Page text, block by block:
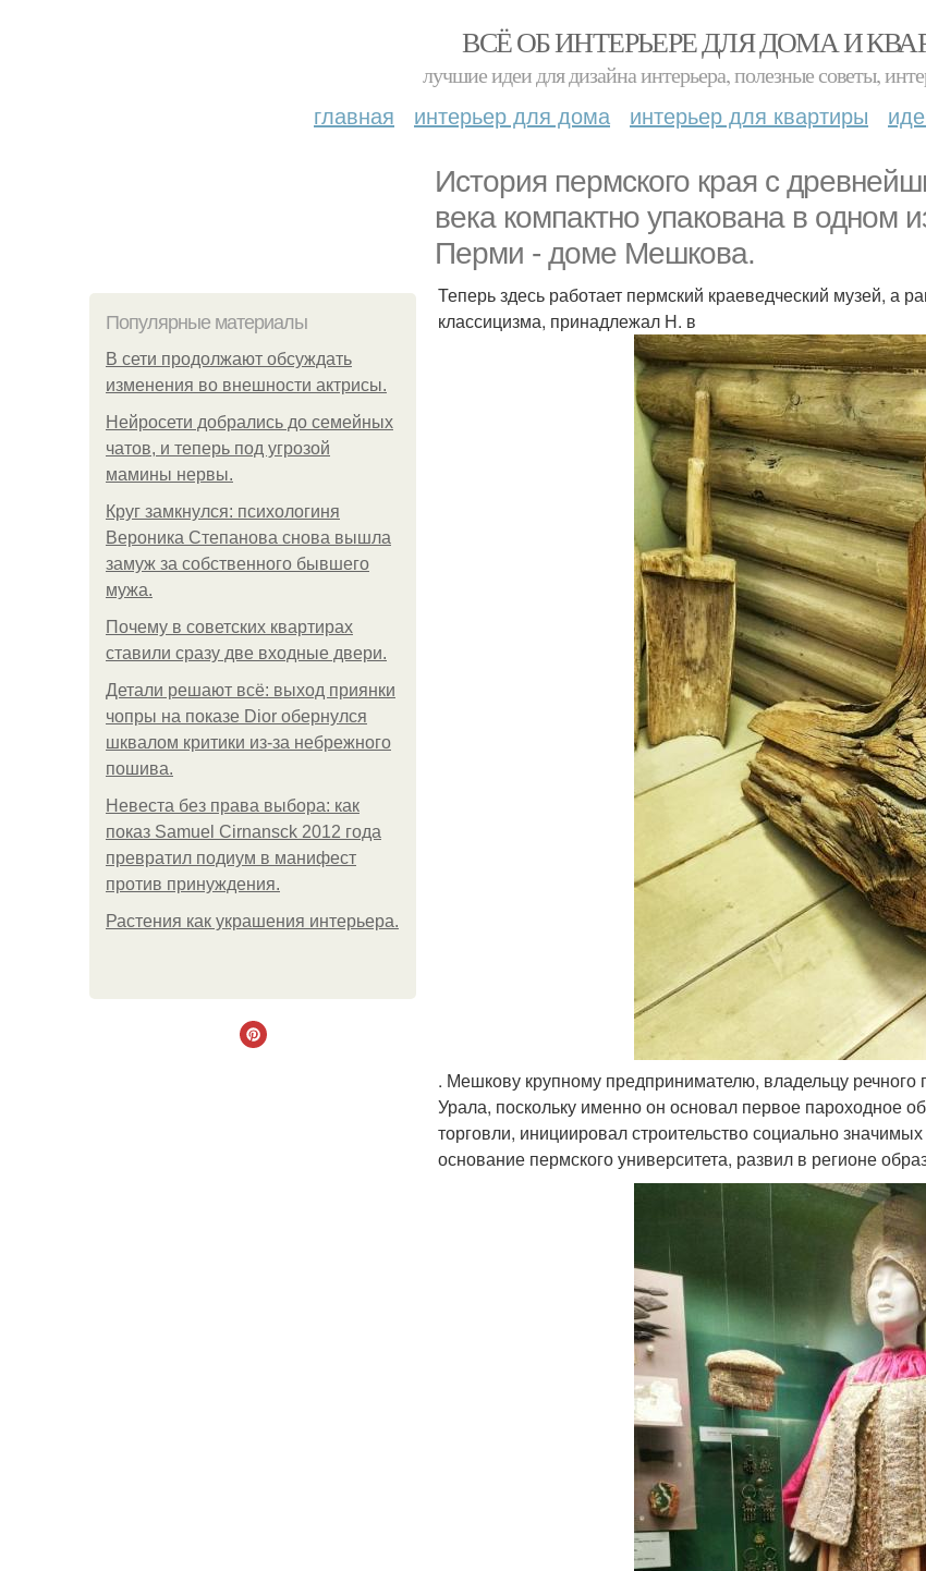
ВСЁ ОБ ИНТЕРЬЕРЕ ДЛЯ ДОМА И
лучшие идеи для дизайна интерьера, полезные советы,
главная интерьер для дома интерьер для квартиры
История пермского края с
века компактно упакована в одном
Перми - доме Мешкова.
Популярные материалы
В сети продолжают обсуждать
изменения во внешности актрисы.
Нейросети добрались до семейных
чатов, и теперь под угрозой
мамины нервы.
Круг замкнулся: психологиня
Вероника Степанова снова вышла
замуж за собственного бывшего
мужа.
Почему в советских квартирах
ставили сразу две входные двери.
Детали решают всё: выход приянки
чопры на показе Dior обернулся
шквалом критики из-за небрежного
пошива.
Невеста без права выбора: как
показ Samuel Cirnansck 2012 года
превратил подиум в манифест
против принуждения.
Растения как украшения интерьера.
Теперь здесь работает пермский краеведческий музей, а
классицизма, принадлежал Н. в
. Мешкову крупному предпринимателю, владельцу речного
Урала, поскольку именно он основал первое пароходное
торговли, инициировал строительство социально
основание пермского университета, развил в регионе